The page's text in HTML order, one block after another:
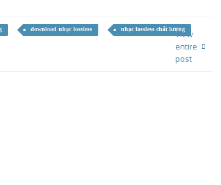
download nhạc lossless nhạc lossless chất lượngView
entire
post